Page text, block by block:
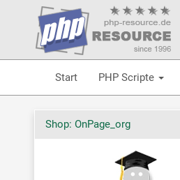
Start PHP Scripte
Shop: OnPage_org